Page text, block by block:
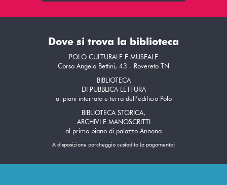
Dove si trova la biblioteca
POLO CULTURALE E MUSEALE
Corso Angelo Bettini, 43 - Rovereto TN
BIBLIOTECA
DI PUBBLICA LETTURA
ai piani interrato e terra dell’edificio Polo
BIBLIOTECA STORICA,
ARCHIVI E MANOSCRITTI
al primo piano di palazzo Annona
A disposizione parcheggio custodito (a pagamento)